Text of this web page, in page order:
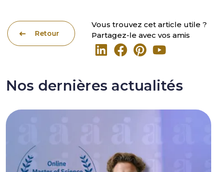
Retour
Vous trouvez cet article utile ?
Partagez-le avec vos amis
Nos dernières actualités